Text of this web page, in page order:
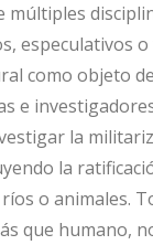
especulativos
como objeto
la
la
o animales.
que